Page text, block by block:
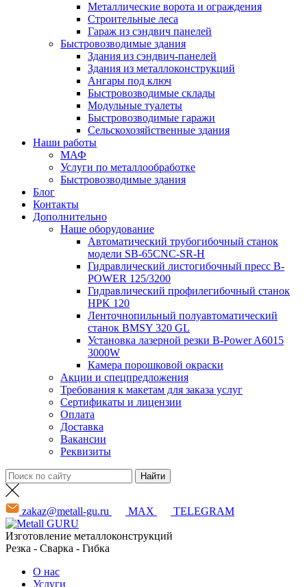
Металлические ворота и ограждения
Строительные леса
Гараж из сэндвич панелей
Быстровозводимые здания
Здания из сэндвич-панелей
Здания из металлоконструкций
Ангары под ключ
Быстровозводимые склады
Модульные туалеты
Быстровозводимые гаражи
Сельскохозяйственные здания
Наши работы
МАФ
Услуги по металлообработке
Быстровозводимые здания
Блог
Контакты
Дополнительно
Наше оборудование
Автоматический трубогибочный станок
модели SB-65CNC-SR-H
Гидравлический листогибочный пресс B-
POWER 125/3200
Гидравлический профилегибочный станок
HPK 120
Ленточнопильный полуавтоматический
станок BMSY 320 GL
Установка лазерной резки B-Power A6015
3000W
Камера порошковой окраски
Акции и спецпредложения
Требования к макетам для заказа услуг
Сертификаты и лицензии
Оплата
Доставка
Вакансии
Реквизиты
zakaz@metall-gu.ru MAX TELEGRAM
Изготовление металлоконструкций
Резка - Сварка - Гибка
О нас
Услуги